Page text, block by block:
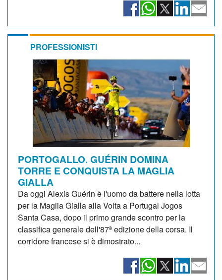
PROFESSIONISTI
PORTOGALLO. GUÉRIN DOMINA
TORRE E CONQUISTA LA MAGLIA
GIALLA
Da oggi Alexis Guérin è l'uomo da battere nella lotta
per la Maglia Gialla alla Volta a Portugal Jogos
Santa Casa, dopo il primo grande scontro per la
classifica generale dell'87ª edizione della corsa. Il
corridore francese si è dimostrato...